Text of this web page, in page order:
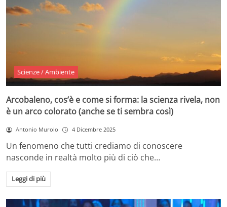
Scienze / Ambiente
Arcobaleno, cos’è e come si forma: la scienza rivela, non
è un arco colorato (anche se ti sembra così)
Antonio Murolo 4 Dicembre 2025
Un fenomeno che tutti crediamo di conoscere
nasconde in realtà molto più di ciò che…
Leggi di più